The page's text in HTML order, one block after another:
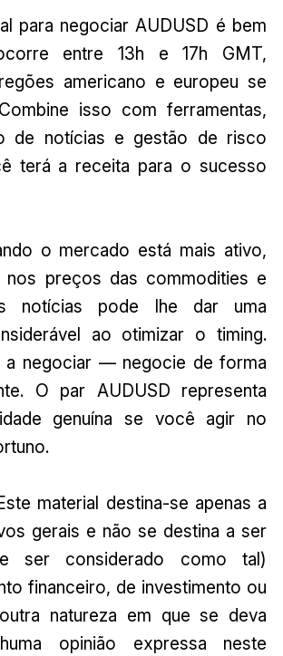
para negociar AUDUSD é bem
entre 13h e 17h GMT,
americano e europeu se
isso com ferramentas,
de notícias e gestão de risco
terá a receita para o sucesso
o mercado está mais ativo,
preços das commodities e
notícias pode lhe dar uma
ao otimizar o timing.
a negociar — negocie de forma
O par AUDUSD representa
genuína se você agir no
material destina-se apenas a
gerais e não se destina a ser
ser considerado como tal)
financeiro, de investimento ou
natureza em que se deva
opinião expressa neste